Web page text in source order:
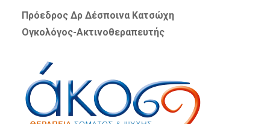
Πρόεδρος Δρ Δέσποινα Κατσώχη
Ογκολόγος-Ακτινοθεραπευτής